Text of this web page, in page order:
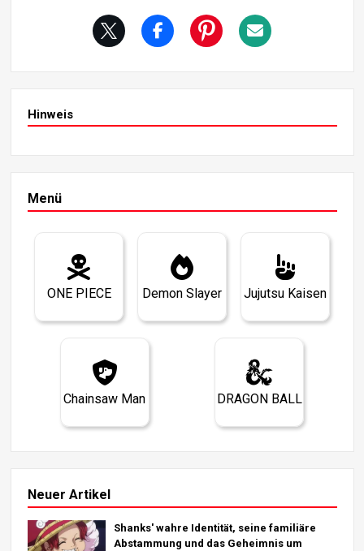
Hinweis
Menü
ONE PIECE Demon Slayer Jujutsu Kaisen
Chainsaw Man DRAGON BALL
Neuer Artikel
Shanks' wahre Identität, seine familiäre
Abstammung und das Geheimnis um